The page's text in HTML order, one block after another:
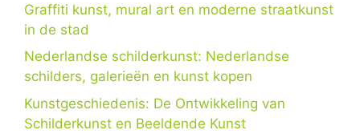
Graffiti kunst, mural art en moderne straatkunst
in de stad
Nederlandse schilderkunst: Nederlandse
schilders, galerieën en kunst kopen
Kunstgeschiedenis: De Ontwikkeling van
Schilderkunst en Beeldende Kunst